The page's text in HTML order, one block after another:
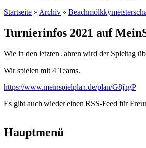
Startseite » Archiv »
Turnierinfos 2021 auf
Wie in den letzten Jahren wird der Spieltag
Wir spielen mit 4 Teams.
https://www.meinspielplan.de/plan/G8jhgP
Es gibt auch wieder einen RSS-Feed für
Hauptmenü